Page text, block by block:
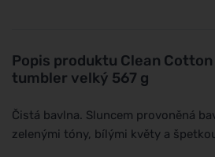
Popis produktu Clean
tumbler velký 567 g
Čistá bavlna. Sluncem provoněná
zelenými tóny, bílými květy a